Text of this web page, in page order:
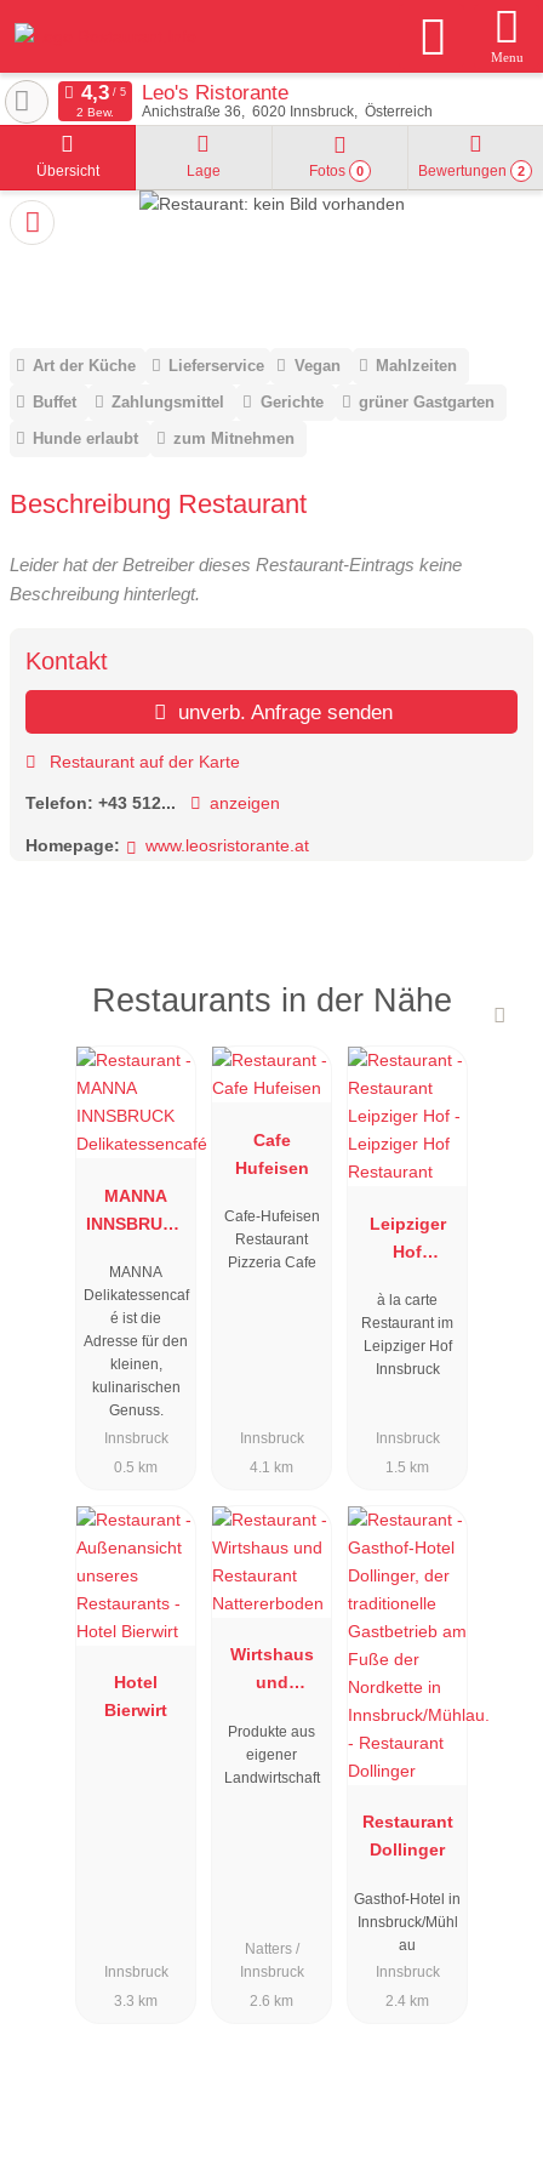
Menu
Leo's Ristorante
Anichstraße 36 6020 Innsbruck Österreich
2 Bew.
Übersicht Lage Fotos 0 Bewertungen 2
Art der Küche Lieferservice Vegan
Mahlzeiten
Buffet
Zahlungsmittel Gerichte
grüner Gastgarten
Hunde erlaubt
zum Mitnehmen
Beschreibung Restaurant
Leider hat der Betreiber dieses Restaurant-Eintrags keine
Beschreibung hinterlegt.
Kontakt
unverb. Anfrage senden
Restaurant auf der Karte
Telefon: +43 512... anzeigen
Homepage: www.leosristorante.at
Restaurants in der Nähe
MANNA
INNSBRUCK
café
MANNA
Delikatessencaf
é ist die
Adresse für den
kleinen,
kulinarischen
Genuss.
Innsbruck
0.5 km
Cafe
Hufeisen
Cafe-Hufeisen
Restaurant
Pizzeria Cafe
Innsbruck
4.1 km
Leipziger
Hof
à la carte
Restaurant im
Leipziger Hof
Innsbruck
Innsbruck
1.5 km
Hotel
Bierwirt
Innsbruck
3.3 km
Wirtshaus
und
Nattererbod
en
Produkte aus
eigener
Landwirtschaft
Natters /
Innsbruck
2.6 km
Restaurant
Dollinger
Gasthof-Hotel in
Innsbruck/Mühl
au
Innsbruck
2.4 km